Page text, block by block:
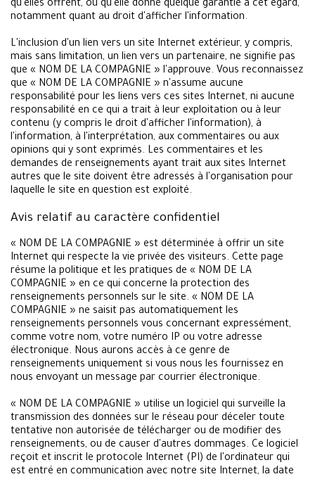
qu'elles offrent, ou qu'elle donne quelque garantie à cet égard,
notamment quant au droit d'afficher l'information.
L'inclusion d'un lien vers un site Internet extérieur, y compris,
mais sans limitation, un lien vers un partenaire, ne signifie pas
que « NOM DE LA COMPAGNIE » l'approuve. Vous reconnaissez
que « NOM DE LA COMPAGNIE » n'assume aucune
responsabilité pour les liens vers ces sites Internet, ni aucune
responsabilité en ce qui a trait à leur exploitation ou à leur
contenu (y compris le droit d'afficher l'information), à
l'information, à l'interprétation, aux commentaires ou aux
opinions qui y sont exprimés. Les commentaires et les
demandes de renseignements ayant trait aux sites Internet
autres que le site doivent être adressés à l'organisation pour
laquelle le site en question est exploité.
Avis relatif au caractère confidentiel
« NOM DE LA COMPAGNIE » est déterminée à offrir un site
Internet qui respecte la vie privée des visiteurs. Cette page
résume la politique et les pratiques de « NOM DE LA
COMPAGNIE » en ce qui concerne la protection des
renseignements personnels sur le site. « NOM DE LA
COMPAGNIE » ne saisit pas automatiquement les
renseignements personnels vous concernant expressément,
comme votre nom, votre numéro IP ou votre adresse
électronique. Nous aurons accès à ce genre de
renseignements uniquement si vous nous les fournissez en
nous envoyant un message par courrier électronique.
« NOM DE LA COMPAGNIE » utilise un logiciel qui surveille la
transmission des données sur le réseau pour déceler toute
tentative non autorisée de télécharger ou de modifier des
renseignements, ou de causer d'autres dommages. Ce logiciel
reçoit et inscrit le protocole Internet (PI) de l'ordinateur qui
est entré en communication avec notre site Internet, la date